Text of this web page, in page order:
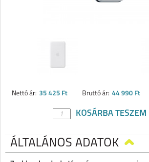
Nettó ár: 35 425 Ft Bruttó ár: 44 990 Ft
KOSÁRBA TESZEM
ÁLTALÁNOS ADATOK